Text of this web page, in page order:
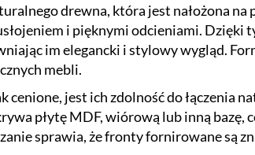
drewna, która jest nałożona na
i pięknymi odcieniami.
im elegancki i stylowy wygląd.
mebli.
cenione, jest ich zdolność do łączenia
płytę MDF, wiórową lub inną bazę,
sprawia, że fronty fornirowane są